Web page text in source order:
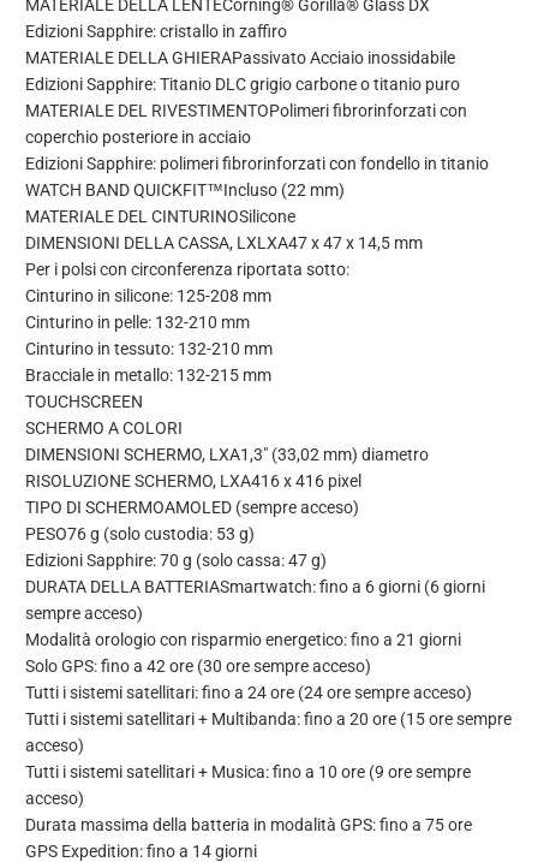
MATERIALE DELLA LENTECorning® Gorilla® Glass DX
Edizioni Sapphire: cristallo in zaffiro
MATERIALE DELLA GHIERAPassivato Acciaio inossidabile
Edizioni Sapphire: Titanio DLC grigio carbone o titanio puro
MATERIALE DEL RIVESTIMENTOPolimeri fibrorinforzati con
coperchio posteriore in acciaio
Edizioni Sapphire: polimeri fibrorinforzati con fondello in titanio
WATCH BAND QUICKFIT™Incluso (22 mm)
MATERIALE DEL CINTURINOSilicone
DIMENSIONI DELLA CASSA, LXLXA47 x 47 x 14,5 mm
Per i polsi con circonferenza riportata sotto:
Cinturino in silicone: 125-208 mm
Cinturino in pelle: 132-210 mm
Cinturino in tessuto: 132-210 mm
Bracciale in metallo: 132-215 mm
TOUCHSCREEN
SCHERMO A COLORI
DIMENSIONI SCHERMO, LXA1,3″ (33,02 mm) diametro
RISOLUZIONE SCHERMO, LXA416 x 416 pixel
TIPO DI SCHERMOAMOLED (sempre acceso)
PESO76 g (solo custodia: 53 g)
Edizioni Sapphire: 70 g (solo cassa: 47 g)
DURATA DELLA BATTERIASmartwatch: fino a 6 giorni (6 giorni
sempre acceso)
Modalità orologio con risparmio energetico: fino a 21 giorni
Solo GPS: fino a 42 ore (30 ore sempre acceso)
Tutti i sistemi satellitari: fino a 24 ore (24 ore sempre acceso)
Tutti i sistemi satellitari + Multibanda: fino a 20 ore (15 ore sempre
acceso)
Tutti i sistemi satellitari + Musica: fino a 10 ore (9 ore sempre
acceso)
Durata massima della batteria in modalità GPS: fino a 75 ore
GPS Expedition: fino a 14 giorni